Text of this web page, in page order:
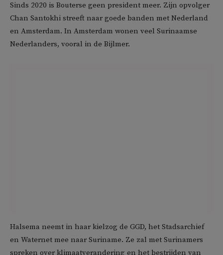
Sinds 2020 is Bouterse geen president meer. Zijn opvolger
Chan Santokhi streeft naar goede banden met Nederland
en Amsterdam. In Amsterdam wonen veel Surinaamse
Nederlanders, vooral in de Bijlmer.
Halsema neemt in haar kielzog de GGD, het Stadsarchief
en Waternet mee naar Suriname. Ze zal met Surinamers
spreken over klimaatverandering en het bestrijden van